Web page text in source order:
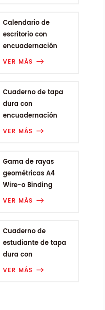
Calendario de
escritorio con
encuadernación
Wire-o de la gama
VER MÁS
Cuaderno de tapa
dura con
encuadernación
Wire-o A6 de Plant
VER MÁS
Gama de rayas
geométricas A4
Wire-o Binding
College Notebook
VER MÁS
Cuaderno de
estudiante de tapa
dura con
encuadernación en
VER MÁS